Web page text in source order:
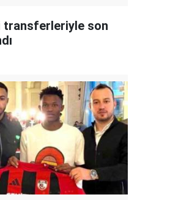
transferleriyle son